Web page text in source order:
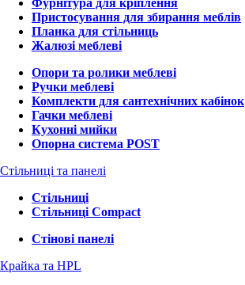
Фурнітура для кріплення
Пристосування для збирання меблів
Планка для стільниць
Жалюзі меблеві
Опори та ролики меблеві
Ручки меблеві
Комплекти для сантехнічних кабінок
Гачки меблеві
Кухонні мийки
Опорна система POST
Стільниці та панелі
Стільниці
Стільниці Compact
Стінові панелі
Крайка та HPL